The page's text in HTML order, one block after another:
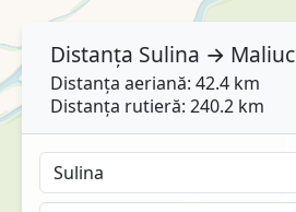
Distanța Sulina → Maliuc
Distanța aeriană: 42.4 km
Distanța rutieră: 240.2 km